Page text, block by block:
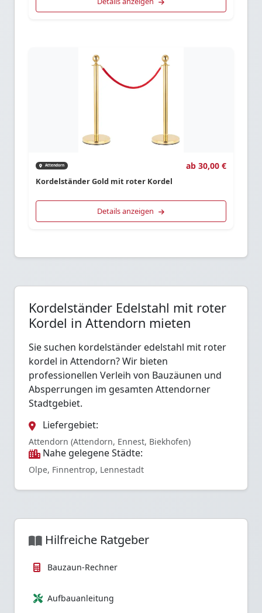
Attendorn ab 30,00 €
Kordelständer Gold mit roter Kordel
Details anzeigen
Kordelständer Edelstahl mit roter
Kordel in Attendorn mieten
Sie suchen kordelständer edelstahl mit roter
kordel in Attendorn? Wir bieten
professionellen Verleih von Bauzäunen und
Absperrungen im gesamten Attendorner
Stadtgebiet.
Liefergebiet:
Attendorn (Attendorn, Ennest, Biekhofen)
Nahe gelegene Städte:
Olpe, Finnentrop, Lennestadt
Hilfreiche Ratgeber
Bauzaun-Rechner
Aufbauanleitung